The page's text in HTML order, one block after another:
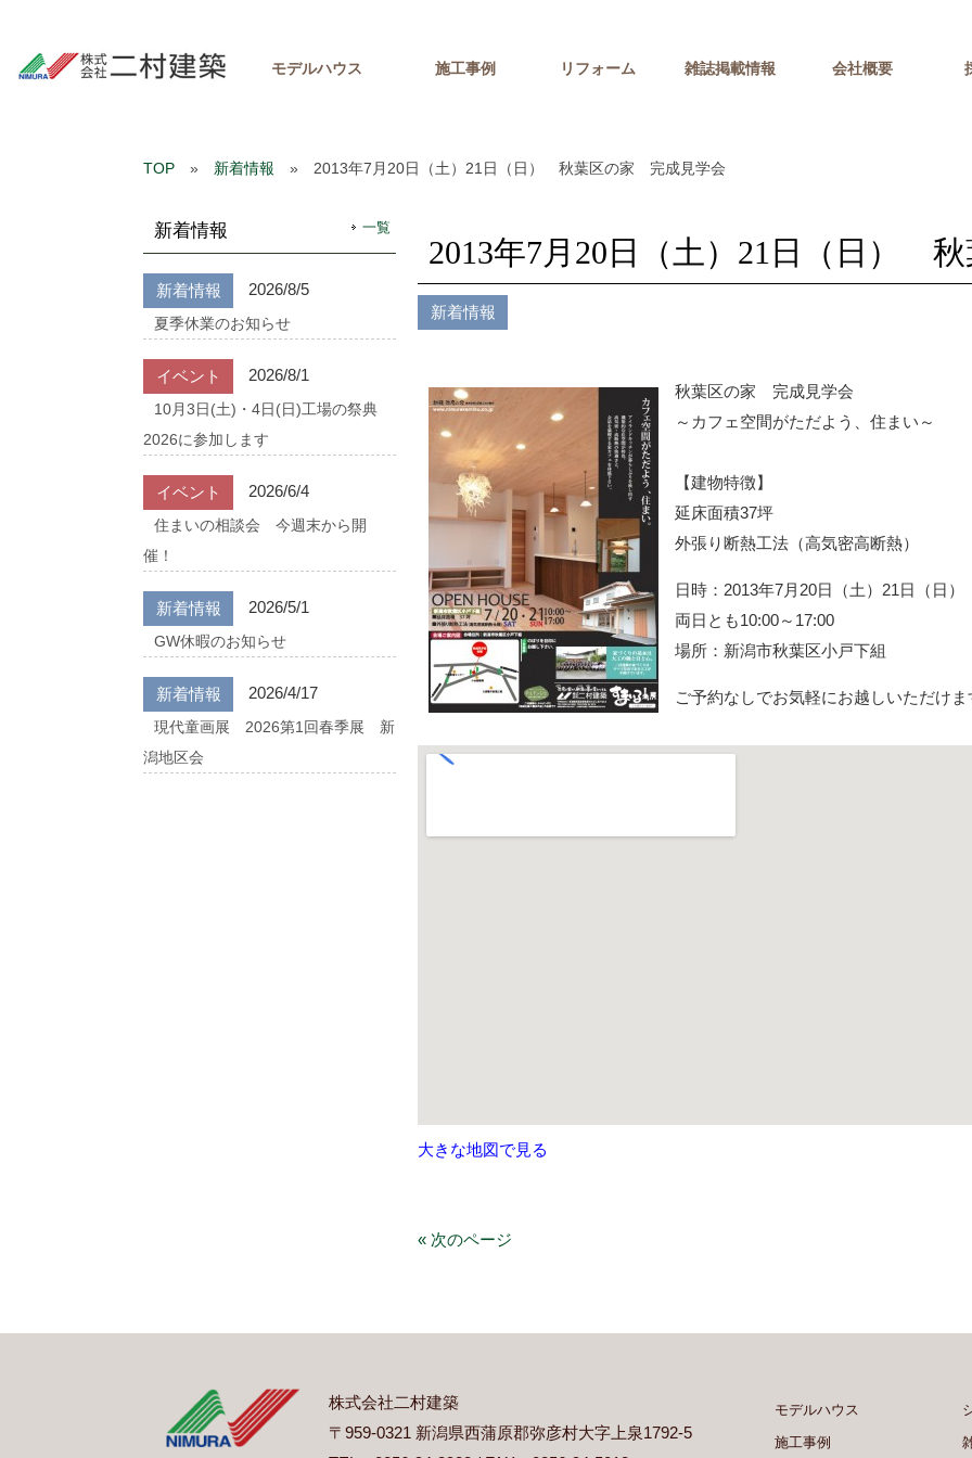
モデルハウス 施工事例 リフォーム 雑誌掲載情報 会社概要
TOP » 新着情報 » 2013年7月20日（土）21日（日） 秋葉区の家 完成見学会
2013年7月20日（土）21日（日）
新着情報
秋葉区の家 完成見学会
～カフェ空間がただよう、住まい～
【建物特徴】
延床面積37坪
外張り断熱工法（高気密高断熱）
日時：2013年7月20日（土）21日（日）
両日とも10:00～17:00
場所：新潟市秋葉区小戸下組
ご予約なしでお気軽にお越しいただけま
大きな地図で見る
« 次のページ
新着情報 一覧
新着情報 2026/8/5
夏季休業のお知らせ
イベント 2026/8/1
10月3日(土)・4日(日)工場の祭典
2026に参加します
イベント 2026/6/4
住まいの相談会 今週末から開
催！
新着情報 2026/5/1
GW休暇のお知らせ
新着情報 2026/4/17
現代童画展 2026第1回春季展 新
潟地区会
株式会社二村建築
〒959-0321 新潟県西蒲原郡弥彦村大字上泉1792-5
モデルハウス
施工事例